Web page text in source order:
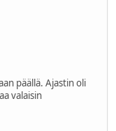
päällä. Ajastin oli
valaisin